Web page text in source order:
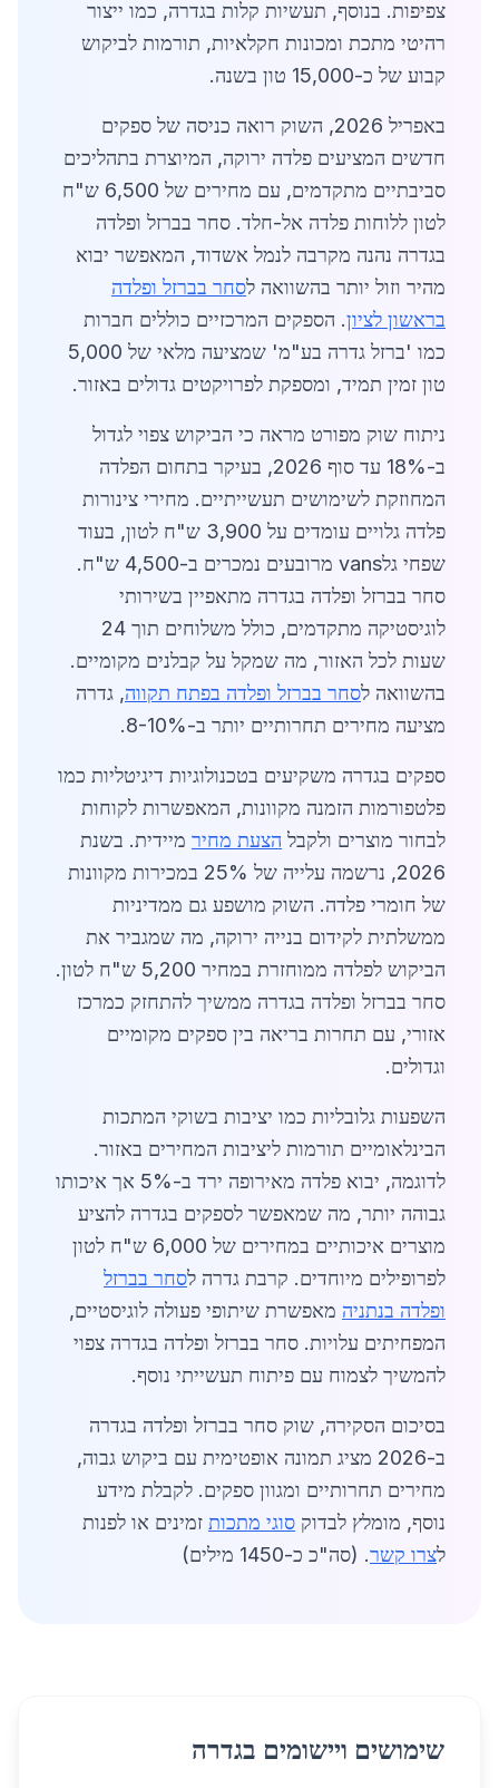
צפיפות. בנוסף, תעשיות קלות בגדרה, כמו ייצור
רהיטי מתכת ומכונות חקלאיות, תורמות לביקוש
קבוע של כ-15,000 טון בשנה.
באפריל 2026, השוק רואה כניסה של ספקים
חדשים המציעים פלדה ירוקה, המיוצרת בתהליכים
סביבתיים מתקדמים, עם מחירים של 6,500 ש"ח
לטון ללוחות פלדה אל-חלד. סחר בברזל ופלדה
בגדרה נהנה מקרבה לנמל אשדוד, המאפשר יבוא
מהיר וזול יותר בהשוואה לסחר בברזל ופלדה
בראשון לציון. הספקים המרכזיים כוללים חברות
כמו 'ברזל גדרה בע"מ' שמציעה מלאי של 5,000
טון זמין תמיד, ומספקת לפרויקטים גדולים באזור.
ניתוח שוק מפורט מראה כי הביקוש צפוי לגדול
ב-18% עד סוף 2026, בעיקר בתחום הפלדה
המחוזקת לשימושים תעשייתיים. מחירי צינורות
פלדה גלויים עומדים על 3,900 ש"ח לטון, בעוד
שפחי גלvans מרובעים נמכרים ב-4,500 ש"ח.
סחר בברזל ופלדה בגדרה מתאפיין בשירותי
לוגיסטיקה מתקדמים, כולל משלוחים תוך 24
שעות לכל האזור, מה שמקל על קבלנים מקומיים.
בהשוואה לסחר בברזל ופלדה בפתח תקווה, גדרה
מציעה מחירים תחרותיים יותר ב-8-10%.
ספקים בגדרה משקיעים בטכנולוגיות דיגיטליות כמו
פלטפורמות הזמנה מקוונות, המאפשרות לקוחות
לבחור מוצרים ולקבל הצעת מחיר מיידית. בשנת
2026, נרשמה עלייה של 25% במכירות מקוונות
של חומרי פלדה. השוק מושפע גם ממדיניות
ממשלתית לקידום בנייה ירוקה, מה שמגביר את
הביקוש לפלדה ממוחזרת במחיר 5,200 ש"ח לטון.
סחר בברזל ופלדה בגדרה ממשיך להתחזק כמרכז
אזורי, עם תחרות בריאה בין ספקים מקומיים
וגדולים.
השפעות גלובליות כמו יציבות בשוקי המתכות
הבינלאומיים תורמות ליציבות המחירים באזור.
לדוגמה, יבוא פלדה מאירופה ירד ב-5% אך איכותו
גבוהה יותר, מה שמאפשר לספקים בגדרה להציע
מוצרים איכותיים במחירים של 6,000 ש"ח לטון
לפרופילים מיוחדים. קרבת גדרה לסחר בברזל
ופלדה בנתניה מאפשרת שיתופי פעולה לוגיסטיים,
המפחיתים עלויות. סחר בברזל ופלדה בגדרה צפוי
להמשיך לצמוח עם פיתוח תעשייתי נוסף.
בסיכום הסקירה, שוק סחר בברזל ופלדה בגדרה
ב-2026 מציג תמונה אופטימית עם ביקוש גבוה,
מחירים תחרותיים ומגוון ספקים. לקבלת מידע
נוסף, מומלץ לבדוק סוגי מתכות זמינים או לפנות
לצרו קשר. (סה"כ כ-1450 מילים)
שימושים ויישומים בגדרה